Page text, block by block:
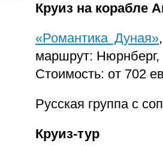
Круиз на корабле
«Романтика Дуная»
маршрут:
Стоимость: от 702
Русская группа с
Круиз-тур